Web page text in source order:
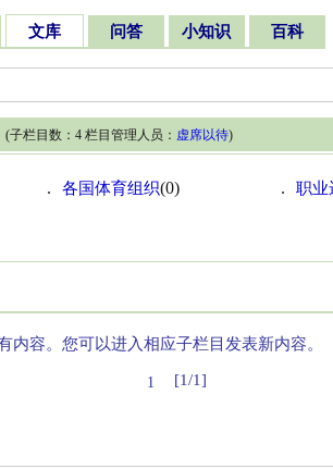
文库 问答 小知识 百科
(子栏目数：4 栏目管理人员： 虚席以待)
. 各国体育组织(0) . 职业
内容。您可以进入相应子栏目发表新内容。
1 [1/1]